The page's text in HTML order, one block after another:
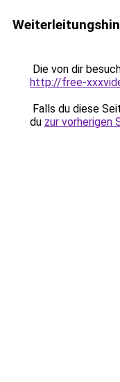
Die von dir
http://free-
Falls du diese
du zur vorherigen